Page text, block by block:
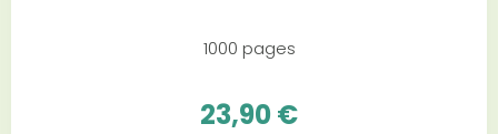
1000 pages
23,90 €